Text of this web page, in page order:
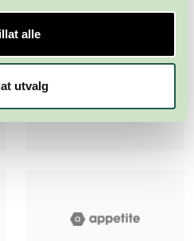
alle
utvalg